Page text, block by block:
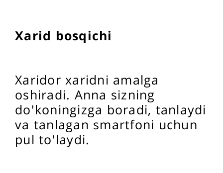
Xarid bosqichi
Xaridor xaridni amalga
oshiradi. Anna sizning
do'koningizga boradi, tanlaydi
va tanlagan smartfoni uchun
pul to'laydi.